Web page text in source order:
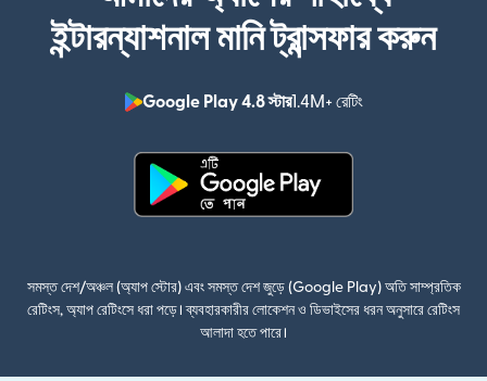
ইন্টারন্যাশনাল মানি ট্রান্সফার করুন
Google Play 4.8 স্টার1.4M+ রেটিং
সমস্ত দেশ/অঞ্চল (অ্যাপ স্টোর) এবং সমস্ত দেশ জুড়ে (Google Play) অতি সাম্প্রতিক
রেটিংস, অ্যাপ রেটিংসে ধরা পড়ে। ব্যবহারকারীর লোকেশন ও ডিভাইসের ধরন অনুসারে রেটিংস
আলাদা হতে পারে।